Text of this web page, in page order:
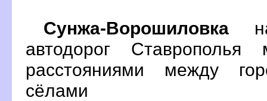
Сунжа-Ворошиловка
автодорог
расстояниями между
сёлами